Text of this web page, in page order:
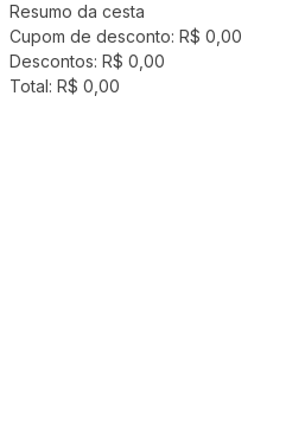
Resumo da cesta
Cupom de desconto: R$ 0,00
Descontos: R$ 0,00
Total: R$ 0,00